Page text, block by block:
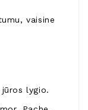
vaisine
lygio.